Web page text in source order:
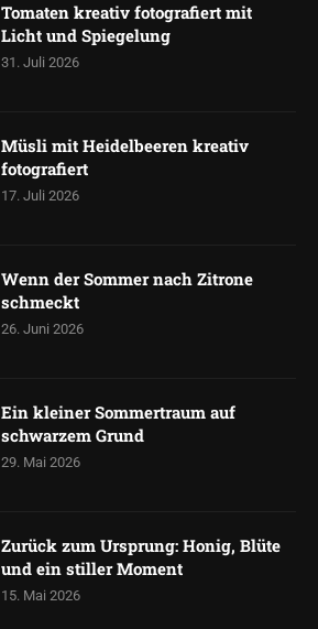
Tomaten kreativ fotografiert mit
Licht und Spiegelung
31. Juli 2026
Müsli mit Heidelbeeren kreativ
fotografiert
17. Juli 2026
Wenn der Sommer nach Zitrone
schmeckt
26. Juni 2026
Ein kleiner Sommertraum auf
schwarzem Grund
29. Mai 2026
Zurück zum Ursprung: Honig, Blüte
und ein stiller Moment
15. Mai 2026